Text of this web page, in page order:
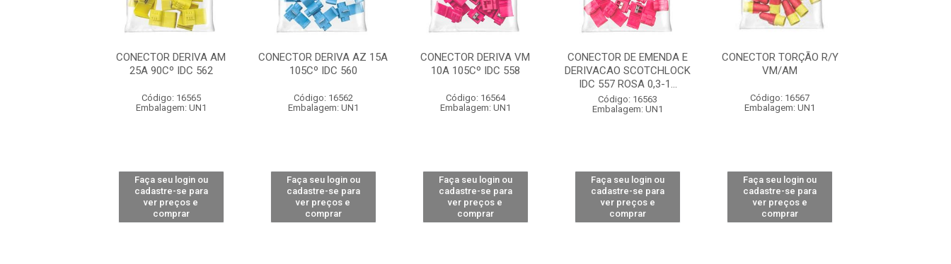
CONECTOR DERIVA AM
25A 90Cº IDC 562
Código: 16565
Embalagem: UN1
Faça seu login ou
cadastre-se para
ver preços e
comprar
CONECTOR DERIVA AZ 15A
105Cº IDC 560
Código: 16562
Embalagem: UN1
Faça seu login ou
cadastre-se para
ver preços e
comprar
CONECTOR DERIVA VM
10A 105Cº IDC 558
Código: 16564
Embalagem: UN1
Faça seu login ou
cadastre-se para
ver preços e
comprar
CONECTOR DE EMENDA E
DERIVACAO SCOTCHLOCK
IDC 557 ROSA 0,3-1...
Código: 16563
Embalagem: UN1
Faça seu login ou
cadastre-se para
ver preços e
comprar
CONECTOR TORÇÃO R/Y
VM/AM
Código: 16567
Embalagem: UN1
Faça seu login ou
cadastre-se para
ver preços e
comprar